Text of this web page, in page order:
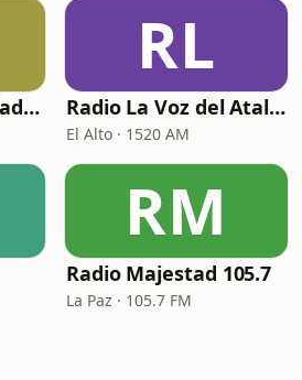
Radio Maria Auxiliadora
RL
Radio La Voz del Atalaya
El Alto · 1520 AM
RM
Radio Majestad 105.7
La Paz · 105.7 FM